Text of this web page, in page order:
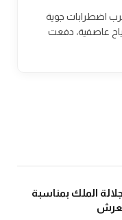
اضطرابات جوية
عاصفية، دفعت
الملك بمناسبة